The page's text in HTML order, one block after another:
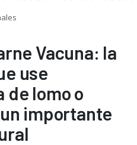
Vacuna: la
use
de lomo o
importante